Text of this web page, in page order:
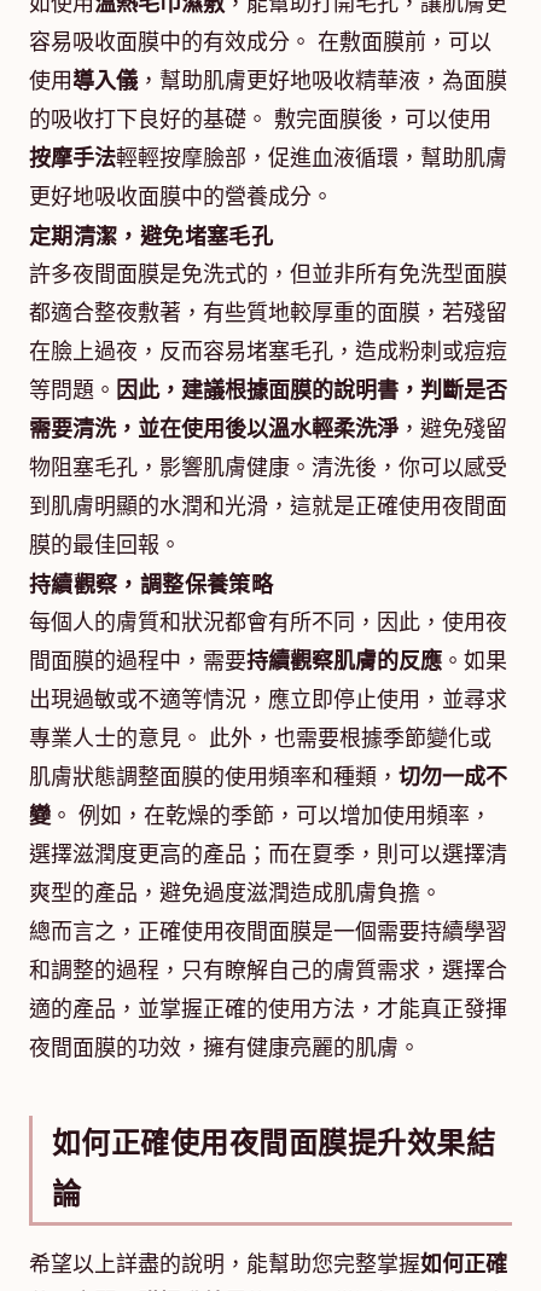
容易吸收面膜中的有效成分。 在敷面膜前，可以
使用導入儀，幫助肌膚更好地吸收精華液，為面膜
的吸收打下良好的基礎。 敷完面膜後，可以使用
按摩手法輕輕按摩臉部，促進血液循環，幫助肌膚
更好地吸收面膜中的營養成分。
定期清潔，避免堵塞毛孔
許多夜間面膜是免洗式的，但並非所有免洗型面膜
都適合整夜敷著，有些質地較厚重的面膜，若殘留
在臉上過夜，反而容易堵塞毛孔，造成粉刺或痘痘
等問題。 因此，建議根據面膜的說明書，判斷是否
需要清洗，並在使用後以溫水輕柔洗淨 ，避免殘留
物阻塞毛孔，影響肌膚健康。清洗後，你可以感受
到肌膚明顯的水潤和光滑，這就是正確使用夜間面
膜的最佳回報。
持續觀察，調整保養策略
每個人的膚質和狀況都會有所不同，因此，使用夜
間面膜的過程中，需要持續觀察肌膚的反應 。如果
出現過敏或不適等情況，應立即停止使用，並尋求
專業人士的意見。 此外，也需要根據季節變化或
肌膚狀態調整面膜的使用頻率和種類， 切勿一成不
變。 例如，在乾燥的季節，可以增加使用頻率，
選擇滋潤度更高的產品；而在夏季，則可以選擇清
爽型的產品，避免過度滋潤造成肌膚負擔。
總而言之，正確使用夜間面膜是一個需要持續學習
和調整的過程，只有瞭解自己的膚質需求，選擇合
適的產品，並掌握正確的使用方法，才能真正發揮
夜間面膜的功效，擁有健康亮麗的肌膚。
如何正確使用夜間面膜提升效果結
論
希望以上詳盡的說明，能幫助您完整掌握如何正確